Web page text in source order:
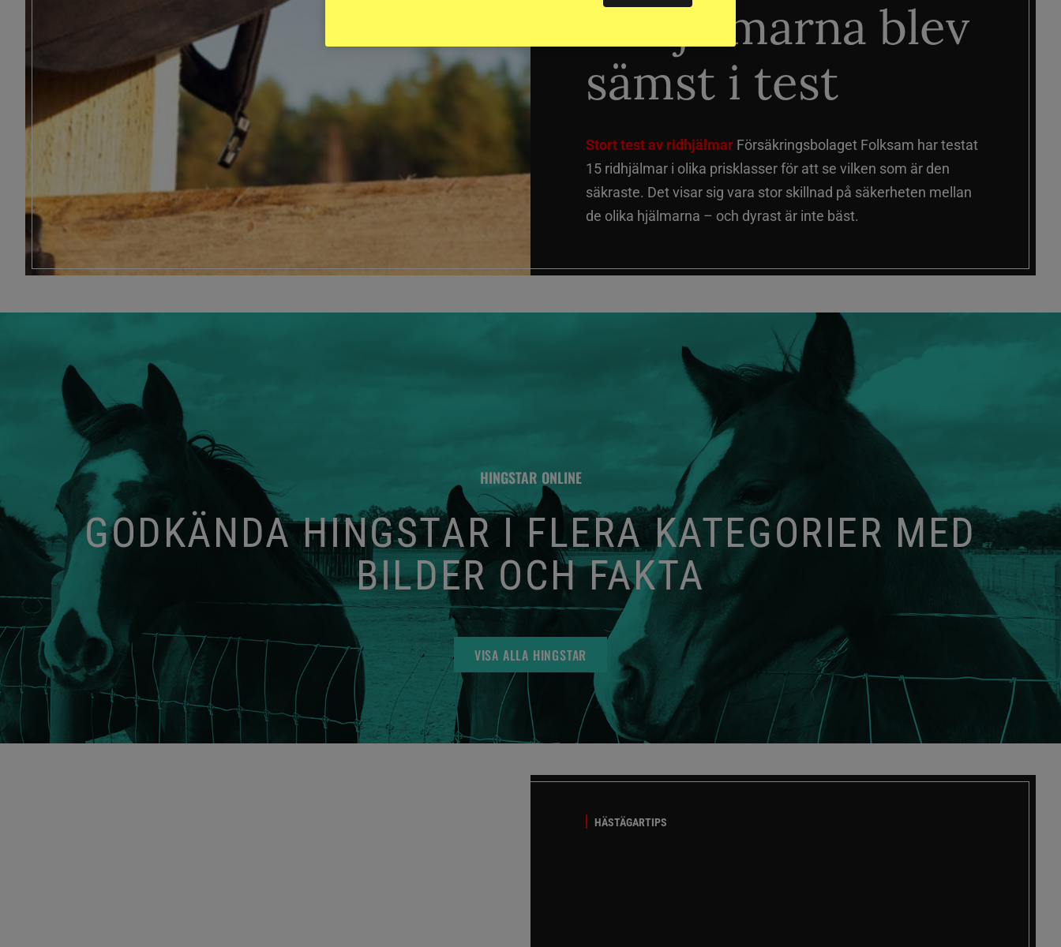
ridhjälmarna blev
sämst i test
Stort test av ridhjälmar Försäkringsbolaget Folksam har testat
15 ridhjälmar i olika prisklasser för att se vilken som är den
säkraste. Det visar sig vara stor skillnad på säkerheten mellan
de olika hjälmarna – och dyrast är inte bäst.
HINGSTAR ONLINE
GODKÄNDA HINGSTAR I FLERA KATEGORIER MED
BILDER OCH FAKTA
VISA ALLA HINGSTAR
HÄSTÄGARTIPS